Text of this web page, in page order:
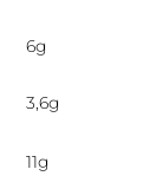
6g
3,6g
11g